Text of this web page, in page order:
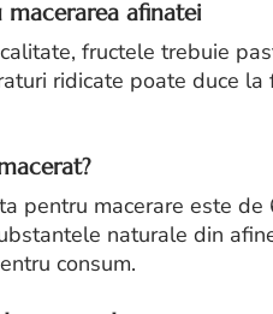
afinatei
fructele trebuie
ridicate poate duce
pentru macerare este
naturale din
consum.